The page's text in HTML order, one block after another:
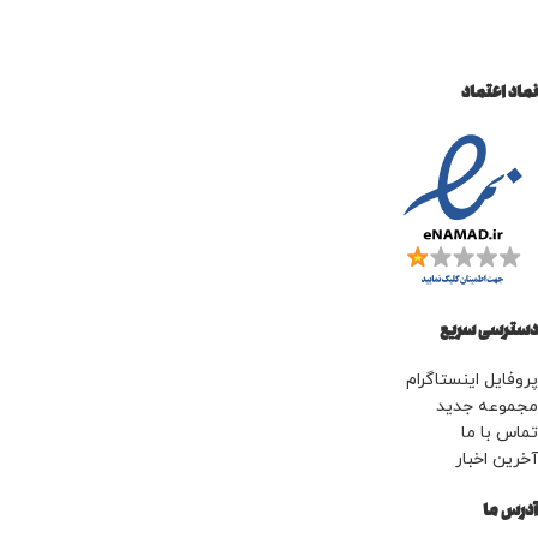
نماد اعتماد
دسترسی سریع
پروفایل اینستاگرام
مجموعه جدید
تماس با ما
آخرین اخبار
آدرس ما